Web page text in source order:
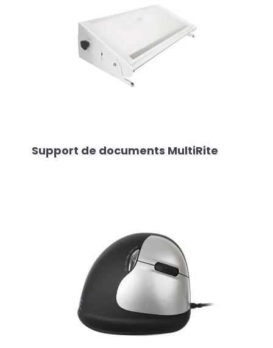
Support de documents MultiRite